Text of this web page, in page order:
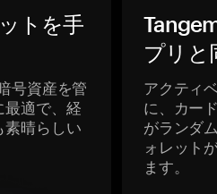
トを手
号資産を管
最適で、経
素晴らしい
プリと
アクティ
に、カー
がランダ
ォレット
ます。